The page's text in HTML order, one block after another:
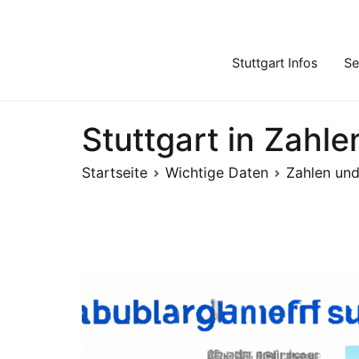
Stuttgart Infos
Stuttgart in
Startseite Wichtige Daten Zahlen